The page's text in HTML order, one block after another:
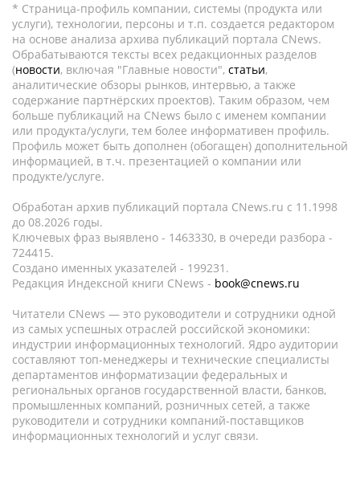
* Страница-профиль компании, системы (продукта или
услуги), технологии, персоны и т.п. создается редактором
на основе анализа архива публикаций портала CNews.
Обрабатываются тексты всех редакционных разделов
(новости, включая "Главные новости", статьи,
аналитические обзоры рынков, интервью, а также
содержание партнёрских проектов). Таким образом, чем
больше публикаций на CNews было с именем компании
или продукта/услуги, тем более информативен профиль.
Профиль может быть дополнен (обогащен) дополнительной
информацией, в т.ч. презентацией о компании или
продукте/услуге.
Обработан архив публикаций портала CNews.ru c 11.1998
до 08.2026 годы.
Ключевых фраз выявлено - 1463330, в очереди разбора -
724415.
Создано именных указателей - 199231.
Редакция Индексной книги CNews - book@cnews.ru
Читатели CNews — это руководители и сотрудники одной
из самых успешных отраслей российской экономики:
индустрии информационных технологий. Ядро аудитории
составляют топ-менеджеры и технические специалисты
департаментов информатизации федеральных и
региональных органов государственной власти, банков,
промышленных компаний, розничных сетей, а также
руководители и сотрудники компаний-поставщиков
информационных технологий и услуг связи.